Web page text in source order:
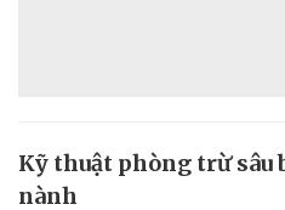
Kỹ thuật phòng trừ sâu
nành